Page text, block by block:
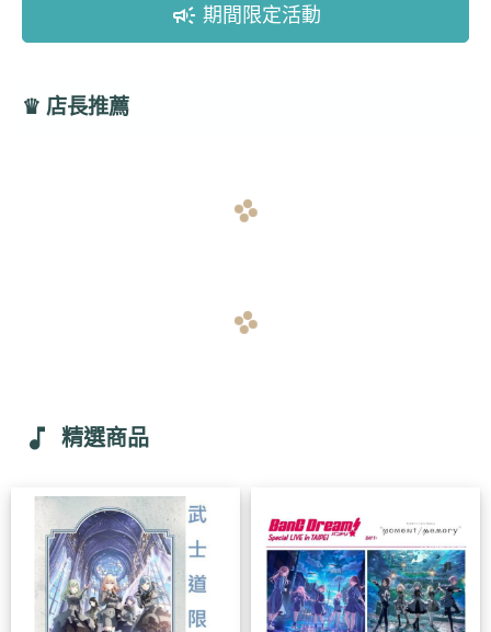
campaign 期間限定活動
♛ 店長推薦
music_note 精選商品